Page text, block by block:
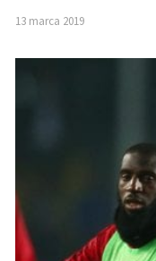
13 marca 2019